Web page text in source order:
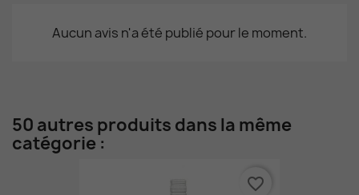
Aucun avis n'a été publié pour le moment.
50 autres produits dans la même
catégorie :
favorite_border